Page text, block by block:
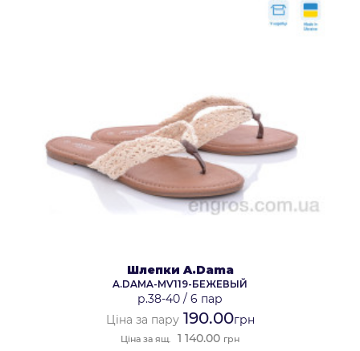
Шлепки A.Dama
A.DAMA-MV119-БЕЖЕВЫЙ
р.38-40 / 6 пар
Ціна за пару190.00грн
Ціна за ящ. 1 140.00 грн